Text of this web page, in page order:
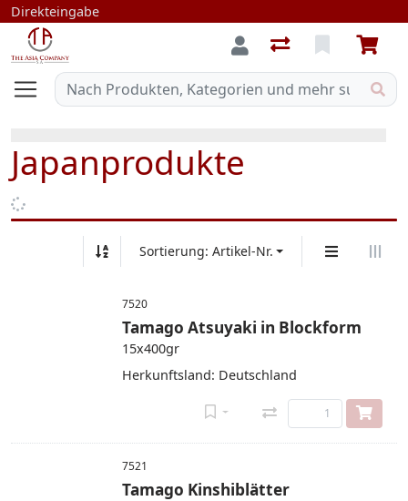
Direkteingabe
Japanprodukte
Sortierung: Artikel-Nr.
7520
Tamago Atsuyaki in Blockform
15x400gr
Herkunftsland: Deutschland
7521
Tamago Kinshiblätter